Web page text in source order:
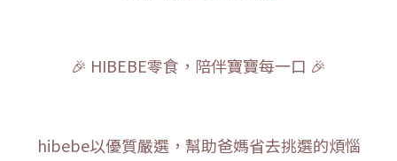
🎉 HIBEBE零食，陪伴寶寶每一口 🎉
hibebe以優質嚴選，幫助爸媽省去挑選的煩惱